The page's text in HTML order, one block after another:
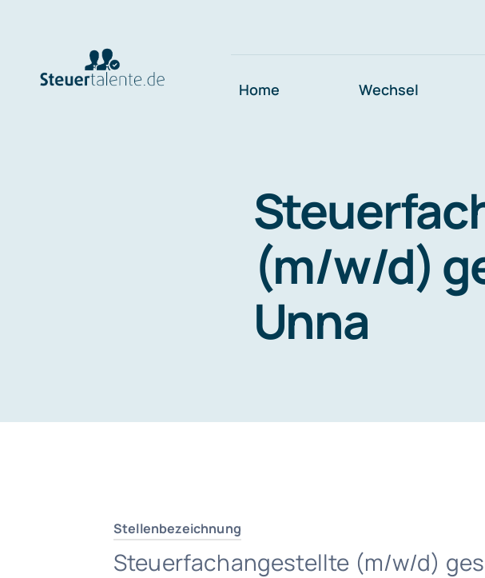
content
Home Wechsel
(m/w/d)
Unna
Stellenbezeichnung
Steuerfachangestellte (m/w/d)